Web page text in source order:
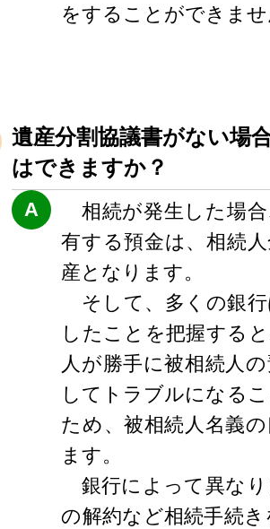
をすることができませ
遺産分割協議書がない場
はできますか？
A
相続が発生した場合
有する預金は、相続
産となります。
そして、多くの銀行
したことを把握する
人が勝手に被相続人
してトラブルになる
ため、被相続人名義
ます。
銀行によって異なり
の解約など相続手続